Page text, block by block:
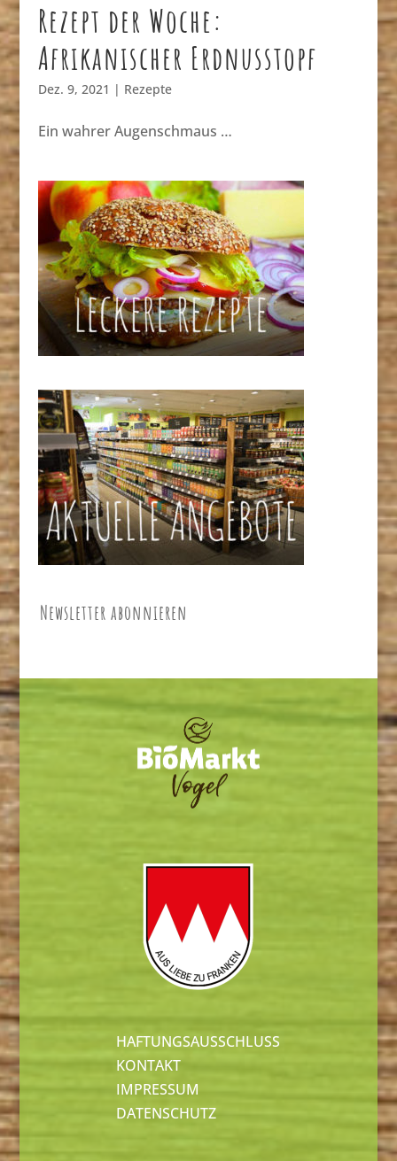
Rezept der Woche:
Afrikanischer Erdnusstopf
Dez. 9, 2021 | Rezepte
Ein wahrer Augenschmaus …
Newsletter abonnieren
HAFTUNGSAUSSCHLUSS
KONTAKT
IMPRESSUM
DATENSCHUTZ